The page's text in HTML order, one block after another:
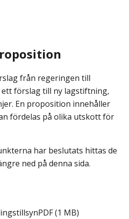
från regeringen till
ett förslag till ny lagstiftning,
En proposition innehåller
fördelas på olika utskott för
har beslutats hittas de
ned på denna sida.
PDF(1 MB)